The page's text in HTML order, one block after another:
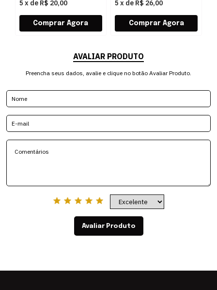
5 x de R$ 20,00 5 x de R$ 26,00
AVALIAR PRODUTO
Preencha seus dados, avalie e clique no botão Avaliar Produto.
Avaliar Produto